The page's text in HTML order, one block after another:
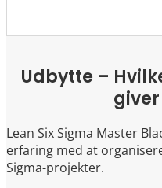
Udbytte –
Lean Six Sigma Master
erfaring med at
Sigma-projekter.